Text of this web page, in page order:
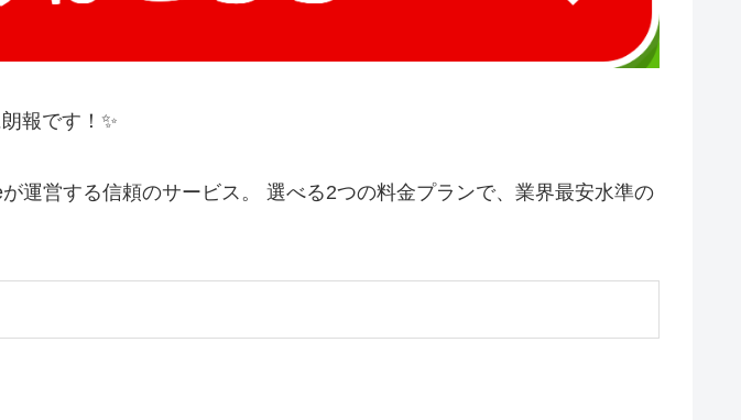
報です！✨
運営する信頼のサービス。 選べる2つの料金プランで、業界最安水準の